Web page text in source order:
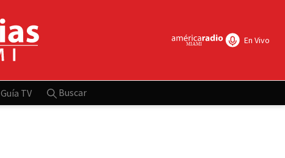
En Vivo
Guía TV Buscar